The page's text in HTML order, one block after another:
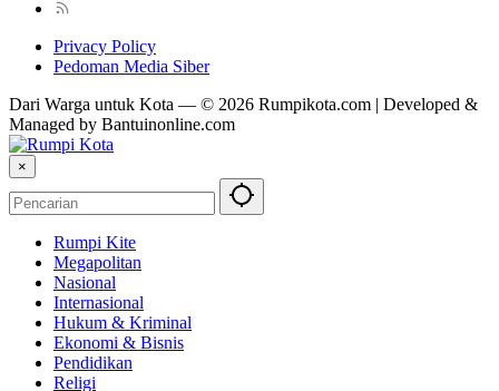
Privacy Policy
Pedoman Media Siber
Dari Warga untuk Kota — © 2026 Rumpikota.com | Developed &
Managed by Bantuinonline.com
×
Rumpi Kite
Megapolitan
Nasional
Internasional
Hukum & Kriminal
Ekonomi & Bisnis
Pendidikan
Religi